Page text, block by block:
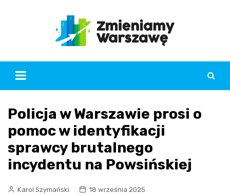
Policja w Warszawie prosi o
pomoc w identyfikacji
sprawcy brutalnego
incydentu na Powsińskiej
Karol Szymański
18 września 2025